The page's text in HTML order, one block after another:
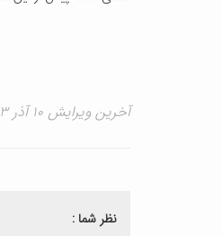
آخرین ویرایش ۱۰ آذر ۱۳۹۳
نظر شما :